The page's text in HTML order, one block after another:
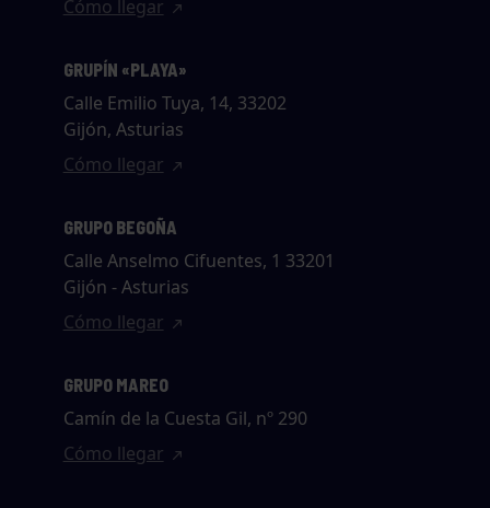
Cómo llegar
GRUPÍN «PLAYA»
Calle Emilio Tuya, 14, 33202
Gijón, Asturias
Cómo llegar
GRUPO BEGOÑA
Calle Anselmo Cifuentes, 1 33201
Gijón - Asturias
Cómo llegar
GRUPO MAREO
Camín de la Cuesta Gil, nº 290
Cómo llegar